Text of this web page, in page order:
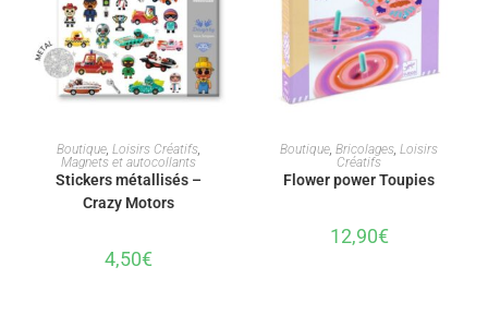
AJOUTER AU PANIER
Boutique,Loisirs Créatifs,
Magnets et autocollants
Stickers métallisés –
Crazy Motors
4,50€
AJOUTER AU PANIER
Boutique,Bricolages,Loisirs
Créatifs
Flower power Toupies
12,90€